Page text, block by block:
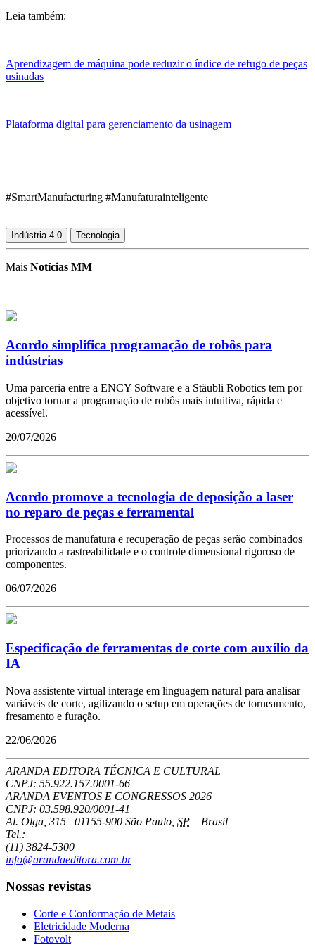
Leia também:
Aprendizagem de máquina pode reduzir o índice de refugo de peças
usinadas
Plataforma digital para gerenciamento da usinagem
#SmartManufacturing #Manufaturainteligente
Indústria 4.0 Tecnologia
Mais Notícias MM
Acordo simplifica programação de robôs para
indústrias
Uma parceria entre a ENCY Software e a Stäubli Robotics tem por
objetivo tornar a programação de robôs mais intuitiva, rápida e
acessível.
20/07/2026
Acordo promove a tecnologia de deposição a laser
no reparo de peças e ferramental
Processos de manufatura e recuperação de peças serão combinados
priorizando a rastreabilidade e o controle dimensional rigoroso de
componentes.
06/07/2026
Especificação de ferramentas de corte com auxílio da
IA
Nova assistente virtual interage em linguagem natural para analisar
variáveis de corte, agilizando o setup em operações de torneamento,
fresamento e furação.
22/06/2026
ARANDA EDITORA TÉCNICA E CULTURAL
CNPJ: 55.922.157.0001-66
ARANDA EVENTOS E CONGRESSOS 2026
CNPJ: 03.598.920/0001-41
Al. Olga, 315– 01155-900 São Paulo SP – Brasil
Tel.:
(11) 3824-5300
info@arandaeditora.com.br
Nossas revistas
Corte e Conformação de Metais
Eletricidade Moderna
Fotovolt